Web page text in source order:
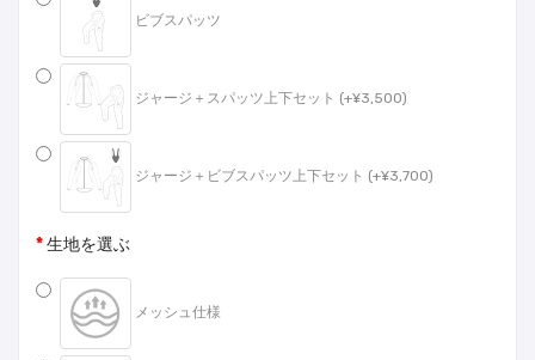
ビブスパッツ
ジャージ＋スパッツ上下セット (+¥3,500)
ジャージ＋ビブスパッツ上下セット (+¥3,700)
生地を選ぶ
メッシュ仕様